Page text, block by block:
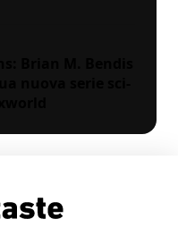
Brian M. Bendis
nuova serie sci-